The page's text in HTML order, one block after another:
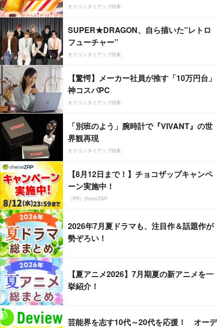
オリコンタイアップ特集
SUPER★DRAGON、自ら描いた”レトロ
フューチャー”
オリコンタイアップ特集
【驚愕】メーカー社員が推す「10万円台」
神コスパPC
オリコンタイアップ特集
「別班のよう」腕時計で『VIVANT』の世
界観再現
オリコンタイアップ特集
【8月12日まで！】チョコザップキャンペ
ーン実施中！
（PR）chocoZAP
2026年7月夏ドラマも、注目作＆話題作が
勢ぞろい！
【夏アニメ2026】7月期夏の新アニメを一
挙紹介！
芸能界を志す10代～20代を応援！ オーデ